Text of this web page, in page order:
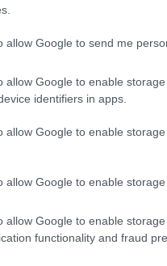
allow Google to send me
allow Google to enable
identifiers in apps.
allow Google to enable
allow Google to enable
allow Google to enable
functionality and fraud
non si adeguano
fino al 4% del
di una